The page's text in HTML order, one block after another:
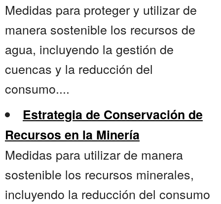
Medidas para proteger y utilizar de
manera sostenible los recursos de
agua, incluyendo la gestión de
cuencas y la reducción del
consumo....
Estrategia de Conservación de
Recursos en la Minería
Medidas para utilizar de manera
sostenible los recursos minerales,
incluyendo la reducción del consumo